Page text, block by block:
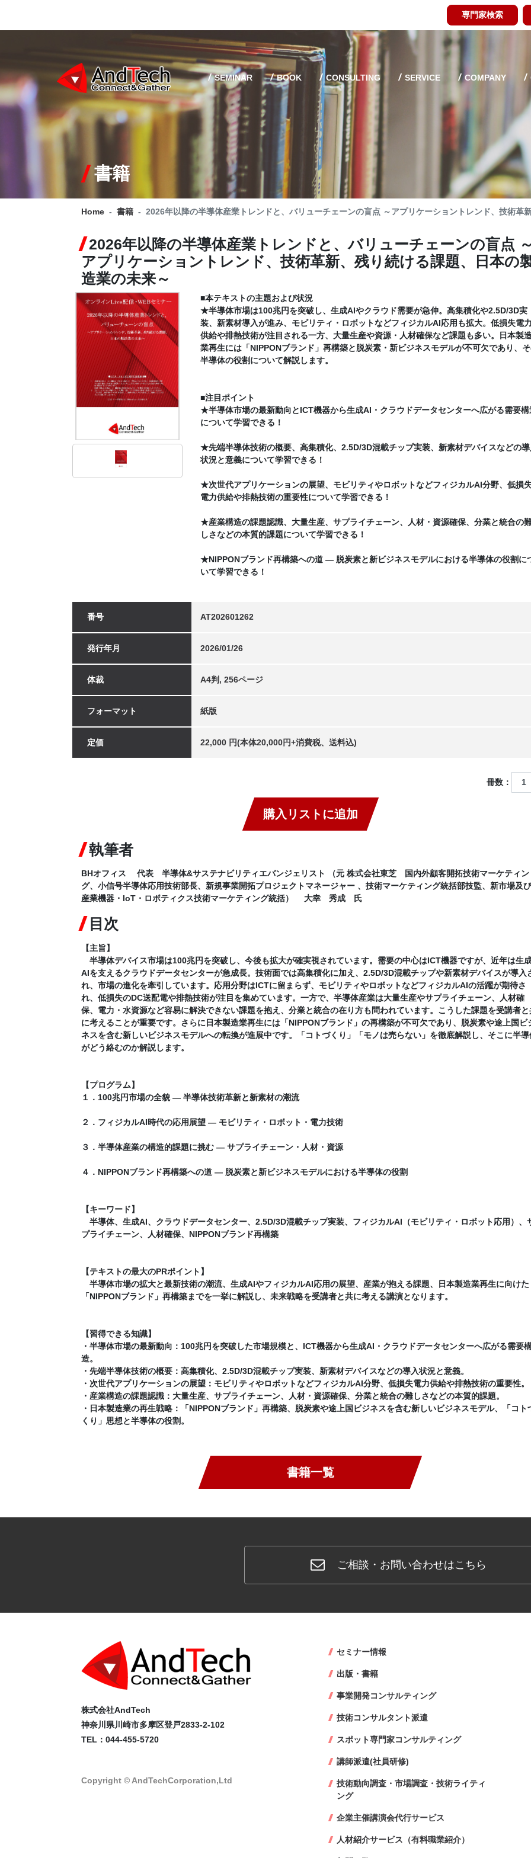
専門家検索
SEMINAR BOOK CONSULTING SERVICE COMPANY
書籍
Home 書籍 2026年以降の半導体産業トレンドと、バリューチェーンの盲点 ～アプリケーショントレンド、技術革
2026年以降の半導体産業トレンドと、バリューチェーンの盲点
アプリケーショントレンド、技術革新、残り続ける課題、日本の
造業の未来～
■本テキストの主題および状況
★半導体市場は100兆円を突破し、生成AIやクラウド需要が急伸。高集積化や2.5D/3D実
装、新素材導入が進み、モビリティ・ロボットなどフィジカルAI応用も拡大。低損失電
供給や排熱技術が注目される一方、大量生産や資源・人材確保など課題も多い。日本製
業再生には「NIPPONブランド」再構築と脱炭素・新ビジネスモデルが不可欠であり、
半導体の役割について解説します。
■注目ポイント
★半導体市場の最新動向とICT機器から生成AI・クラウドデータセンターへ広がる需要構
について学習できる！
★先端半導体技術の概要、高集積化、2.5D/3D混載チップ実装、新素材デバイスなどの
状況と意義について学習できる！
★次世代アプリケーションの展望、モビリティやロボットなどフィジカルAI分野、低損
電力供給や排熱技術の重要性について学習できる！
★産業構造の課題認識、大量生産、サプライチェーン、人材・資源確保、分業と統合の
しさなどの本質的課題について学習できる！
★NIPPONブランド再構築への道 ― 脱炭素と新ビジネスモデルにおける半導体の役割に
いて学習できる！
番号 AT202601262
発行年月 2026/01/26
体裁 A4判, 256ページ
フォーマット 紙版
定価 22,000 円(本体20,000円+消費税、送料込)
冊数：
購入リストに追加
執筆者
BHオフィス 代表 半導体&サステナビリティエバンジェリスト （元 株式会社東芝 国内外顧客開拓技術マーケティン
グ、小信号半導体応用技術部長、新規事業開拓プロジェクトマネージャー 、技術マーケティング統括部技監、新市場及び
産業機器・IoT・ロボティクス技術マーケティング統括） 大幸 秀成 氏
目次
【主旨】
半導体デバイス市場は100兆円を突破し、今後も拡大が確実視されています。需要の中心はICT機器ですが、近年は生
AIを支えるクラウドデータセンターが急成長。技術面では高集積化に加え、2.5D/3D混載チップや新素材デバイスが導入
れ、市場の進化を牽引しています。応用分野はICTに留まらず、モビリティやロボットなどフィジカルAIの活躍が期待さ
れ、低損失のDC送配電や排熱技術が注目を集めています。一方で、半導体産業は大量生産やサプライチェーン、人材確
保、電力・水資源など容易に解決できない課題を抱え、分業と統合の在り方も問われています。こうした課題を受講者と
に考えることが重要です。さらに日本製造業再生には「NIPPONブランド」の再構築が不可欠であり、脱炭素や途上国ビ
ネスを含む新しいビジネスモデルへの転換が進展中です。「コトづくり」「モノは売らない」を徹底解説し、そこに半導
がどう絡むのか解説します。
【プログラム】
１．100兆円市場の全貌 ― 半導体技術革新と新素材の潮流
２．フィジカルAI時代の応用展望 ― モビリティ・ロボット・電力技術
３．半導体産業の構造的課題に挑む ― サプライチェーン・人材・資源
４．NIPPONブランド再構築への道 ― 脱炭素と新ビジネスモデルにおける半導体の役割
【キーワード】
半導体、生成AI、クラウドデータセンター、2.5D/3D混載チップ実装、フィジカルAI（モビリティ・ロボット応用）、
プライチェーン、人材確保、NIPPONブランド再構築
【テキストの最大のPRポイント】
半導体市場の拡大と最新技術の潮流、生成AIやフィジカルAI応用の展望、産業が抱える課題、日本製造業再生に向けた
「NIPPONブランド」再構築までを一挙に解説し、未来戦略を受講者と共に考える講演となります。
【習得できる知識】
・半導体市場の最新動向：100兆円を突破した市場規模と、ICT機器から生成AI・クラウドデータセンターへ広がる需要
造。
・先端半導体技術の概要：高集積化、2.5D/3D混載チップ実装、新素材デバイスなどの導入状況と意義。
・次世代アプリケーションの展望：モビリティやロボットなどフィジカルAI分野、低損失電力供給や排熱技術の重要性。
・産業構造の課題認識：大量生産、サプライチェーン、人材・資源確保、分業と統合の難しさなどの本質的課題。
・日本製造業の再生戦略：「NIPPONブランド」再構築、脱炭素や途上国ビジネスを含む新しいビジネスモデル、「コト
くり」思想と半導体の役割。
書籍一覧
ご相談・お問い合わせはこちら
株式会社AndTech
神奈川県川崎市多摩区登戸2833-2-102
TEL：044-455-5720
Copyright © AndTechCorporation,Ltd
セミナー情報
出版・書籍
事業開発コンサルティング
技術コンサルタント派遣
スポット専門家コンサルティング
講師派遣(社員研修)
技術動向調査・市場調査・技術ライティ
ング
企業主催講演会代行サービス
人材紹介サービス（有料職業紹介）